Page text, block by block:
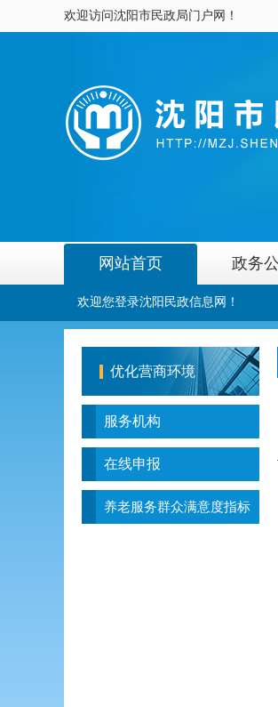
欢迎访问沈阳市民政局门户网！
网站首页 政务
欢迎您登录沈阳民政信息网！
优化营商环境
服务机构
在线申报
养老服务群众满意度指标